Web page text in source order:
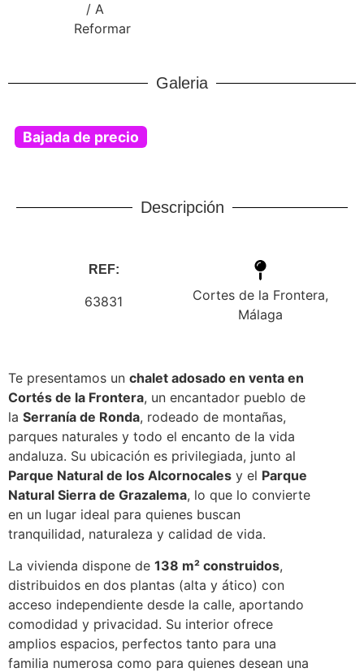
/ A
Reformar
Galeria
Bajada de precio
Descripción
REF:
63831
Cortes de la Frontera,
Málaga
Te presentamos un chalet adosado en venta en
Cortés de la Frontera, un encantador pueblo de
la Serranía de Ronda, rodeado de montañas,
parques naturales y todo el encanto de la vida
andaluza. Su ubicación es privilegiada, junto al
Parque Natural de los Alcornocales y el Parque
Natural Sierra de Grazalema, lo que lo convierte
en un lugar ideal para quienes buscan
tranquilidad, naturaleza y calidad de vida.
La vivienda dispone de 138 m² construidos,
distribuidos en dos plantas (alta y ático) con
acceso independiente desde la calle, aportando
comodidad y privacidad. Su interior ofrece
amplios espacios, perfectos tanto para una
familia numerosa como para quienes desean una